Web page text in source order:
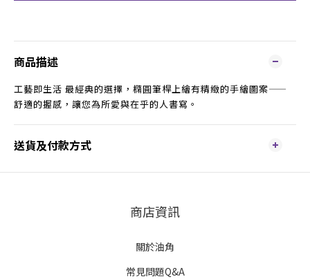
商品描述
工藝即生活 最經典的選擇，橢圓筆桿上繪有精緻的手繪圖案——
舒適的握感，讓您為所愛與在乎的人書寫。
送貨及付款方式
商店資訊
關於油角
常見問題Q&A